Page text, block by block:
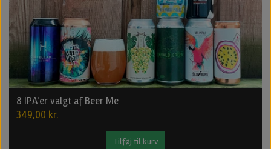
8 IPA'er valgt af Beer Me
349,00 kr.
Tilføj til kurv